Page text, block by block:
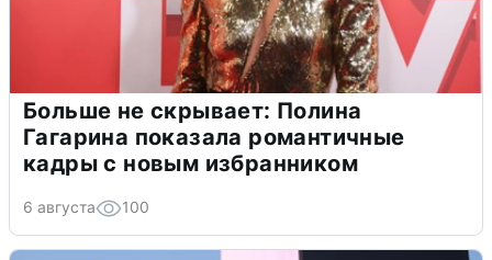
Больше не скрывает: Полина
Гагарина показала романтичные
кадры с новым избранником
6 августа 100